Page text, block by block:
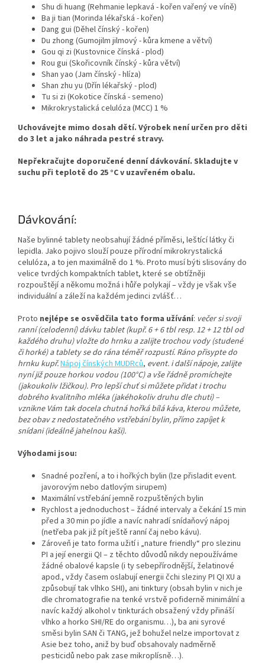
Shu di huang (Rehmanie lepkavá - kořen vařený ve víně)
Ba ji tian (Morinda lékařská - kořen)
Dang gui (Děhel čínský - kořen)
Du zhong (Gumojilm jilmový - kůra kmene a větví)
Gou qi zi (Kustovnice čínská - plod)
Rou gui (Skořicovník čínský - kůra větví)
Shan yao (Jam čínský - hlíza)
Shan zhu yu (Dřín lékařský - plod)
Tu si zi (Kokotice čínská - semeno)
Mikrokrystalická celulóza (MCC) 1 %
Uchovávejte mimo dosah dětí. Výrobek není určen pro děti
do 3 let a jako náhrada pestré stravy.
Nepřekračujte doporučené denní dávkování. Skladujte v
suchu při teplotě do 25 °C v uzavřeném obalu.
Dávkování:
Naše bylinné tablety neobsahují žádné příměsi, leštící látky či
lepidla. Jako pojivo slouží pouze přírodní mikrokrystalická
celulóza, a to jen maximálně do 1 %. Proto musí býti slisovány do
velice tvrdých kompaktních tablet, které se obtížněji
rozpouštějí a někomu možná i hůře polykají – vždy je však vše
individuální a záleží na každém jedinci zvlášť…
Proto nejlépe se osvědčila tato forma užívání: večer si svoji
ranní (celodenní) dávku tablet (kupř. 6 + 6 tbl resp. 12 + 12 tbl od
každého druhu) vložte do hrnku a zalijte trochou vody (studené
či horké) a tablety se do rána téměř rozpustí. Ráno přisypte do
hrnku kupř.Nápoj čínských MUDRců, event. i další nápoje, zalijte
nyní již pouze horkou vodou (100°C) a vše řádně promíchejte
(jakoukoliv lžičkou). Pro lepší chuť si můžete přidat i trochu
dobrého kvalitního mléka (jakéhokoliv druhu dle chuti) –
vznikne Vám tak docela chutná hořká bílá káva, kterou můžete,
bez obav z nedostatečného vstřebání bylin, přímo zapíjet k
snídani (ideálně jahelnou kaši).
Výhodami jsou:
Snadné pozření, a to i hořkých bylin (lze přisladit event.
javorovým nebo datlovým sirupem)
Maximální vstřebání jemně rozpuštěných bylin
Rychlost a jednoduchost – žádné intervaly a čekání 15 min
před a 30 min po jídle a navíc nahradí snídaňový nápoj
(netřeba pak již pít ještě ranní čaj nebo kávu).
Zároveň je tato forma užití i „nature friendly“ pro slezinu
PI a její energii QI – z těchto důvodů nikdy nepoužíváme
žádné obalové kapsle (i ty sebepřírodnější, želatinové
apod., vždy časem oslabují energii čchi sleziny PI QI XU a
způsobují tak vlhko SHI), ani tinktury (obsah bylin v nich je
dle chromatografie na tenké vrstvě pofiderně minimální a
navíc každý alkohol v tinkturách obsažený vždy přináší
vlhko a horko SHI/RE do organismu…), ba ani syrové
směsi bylin SAN či TANG, jež bohužel nelze importovat z
Asie bez toho, aniž by buď obsahovaly nadměrně
pesticidů nebo pak zase mikroplísně…).